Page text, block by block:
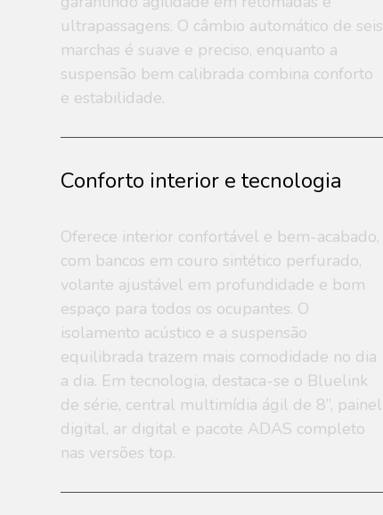
ultrapassagens. O câmbio automático de seis
marchas é suave e preciso, enquanto a
suspensão bem calibrada combina conforto
e estabilidade.
Conforto interior e tecnologia
Oferece interior confortável e bem-acabado,
com bancos em couro sintético perfurado,
volante ajustável em profundidade e bom
espaço para todos os ocupantes. O
isolamento acústico e a suspensão
equilibrada trazem mais comodidade no dia
a dia. Em tecnologia, destaca-se o Bluelink
de série, central multimídia ágil de 8”, painel
digital, ar digital e pacote ADAS completo
nas versões top.